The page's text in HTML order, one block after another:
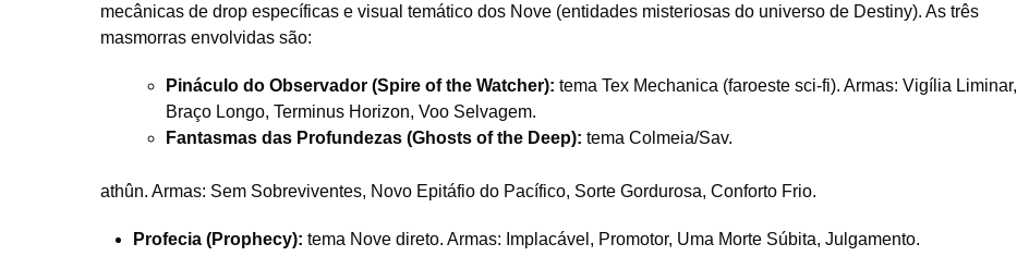
mecânicas de drop específicas e visual temático dos Nove (entidades misteriosas do universo de Destiny). As três
masmorras envolvidas são:
Pináculo do Observador (Spire of the Watcher): tema Tex Mechanica (faroeste sci-fi). Armas: Vigília Liminar,
Braço Longo, Terminus Horizon, Voo Selvagem.
Fantasmas das Profundezas (Ghosts of the Deep): tema Colmeia/Sav.
athûn. Armas: Sem Sobreviventes, Novo Epitáfio do Pacífico, Sorte Gordurosa, Conforto Frio.
Profecia (Prophecy): tema Nove direto. Armas: Implacável, Promotor, Uma Morte Súbita, Julgamento.